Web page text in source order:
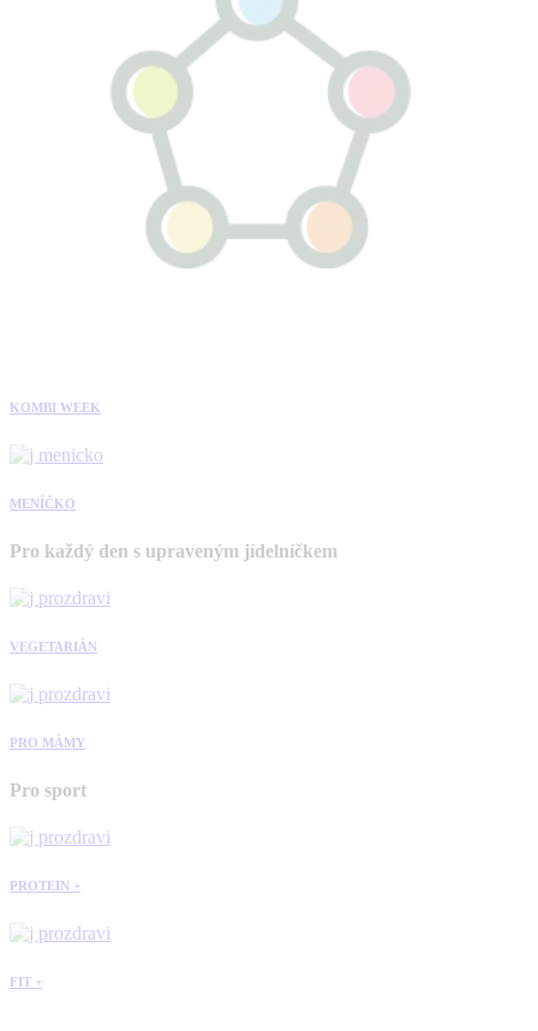
KOMBI WEEK
MENÍČKO
Pro každý den s upraveným jídelníčkem
VEGETARIÁN
PRO MÁMY
Pro sport
PROTEIN +
FIT +